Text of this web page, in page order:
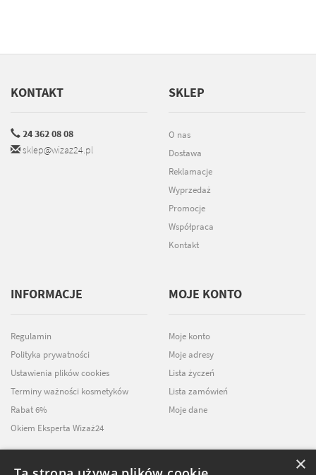
KONTAKT
24 362 08 08
sklep@wizaz24.pl
SKLEP
O nas
Dostawa
Reklamacje
Wyprzedaż
Promocje
Współpraca
Kontakt
INFORMACJE
Regulamin
Polityka prywatności
Ustawienia plików cookies
Terminy ważności kosmetyków
Rabat 6%
Okiem Eksperta Wizaż24
MOJE KONTO
Moje konto
Moje adresy
Lista życzeń
Lista zamówień
Moje dane
×